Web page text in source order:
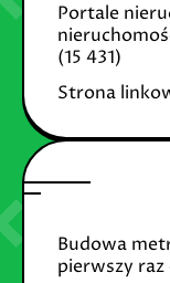
Portale
(15 431)
Strona
Budowa
pierwszy